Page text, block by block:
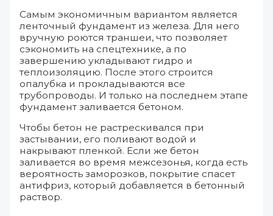
Самым экономичным вариантом является
ленточный фундамент из железа. Для него
вручную роются траншеи, что позволяет
сэкономить на спецтехнике, а по
завершению укладывают гидро и
теплоизоляцию. После этого строится
опалубка и прокладываются все
трубопроводы. И только на последнем этапе
фундамент заливается бетоном.
Чтобы бетон не растрескивался при
застывании, его поливают водой и
накрывают пленкой. Если же бетон
заливается во время межсезонья, когда есть
вероятность заморозков, покрытие спасет
антифриз, который добавляется в бетонный
раствор.